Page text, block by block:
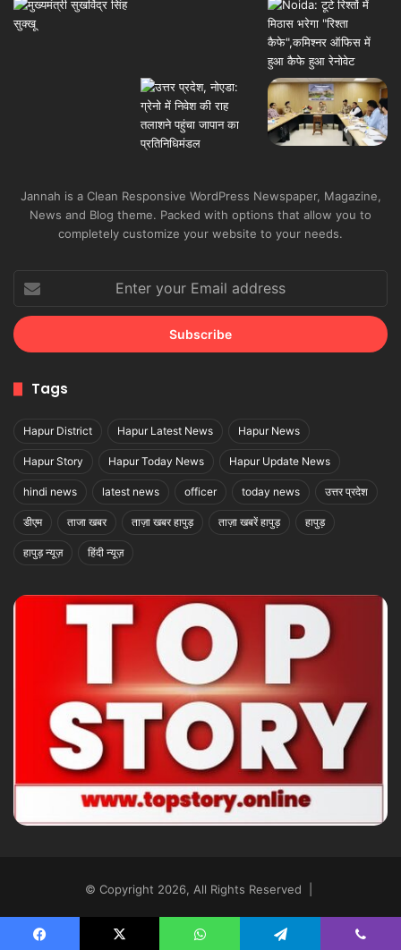
Jannah is a Clean Responsive WordPress Newspaper, Magazine,
News and Blog theme. Packed with options that allow you to
completely customize your website to your needs.
your
Email
address
Tags
Hapur District Hapur Latest News Hapur News
Hapur Story Hapur Today News Hapur Update News
hindi news latest news officer today news उत्तर प्रदेश
डीएम ताजा खबर ताज़ा खबर हापुड़ ताज़ा खबरें हापुड़ हापुड़
हापुड़ न्यूज़ हिंदी न्यूज़
© Copyright 2026, All Rights Reserved |